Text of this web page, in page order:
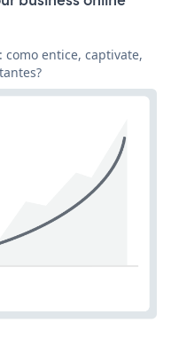
entice, captivate,